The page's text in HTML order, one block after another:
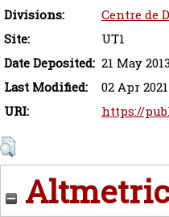
Divisions:
Centre de
Site:
UT1
Date Deposited: 21 May
Last Modified:
02 Apr
URI:
https://